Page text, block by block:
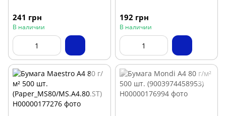
241 грн
В наличии
192 грн
В наличии